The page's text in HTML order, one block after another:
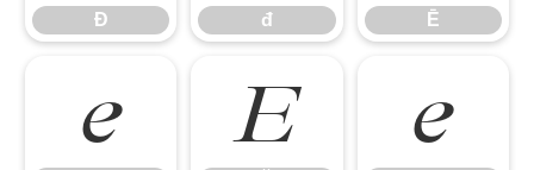
Đ đ Ē
ē Ĕ ĕ